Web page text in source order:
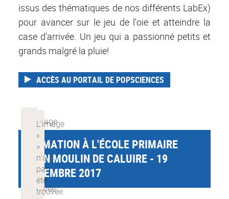
issus des thématiques de nos différents LabEx)
pour avancer sur le jeu de l'oie et atteindre la
case d'arrivée. Un jeu qui a passionné petits et
grands malgré la pluie!
ACCÈS AU PORTAIL DE POPSCIENCES
ANIMATION À L'ÉCOLE PRIMAIRE
JEAN MOULIN DE CALUIRE - 19
DÉCEMBRE 2017